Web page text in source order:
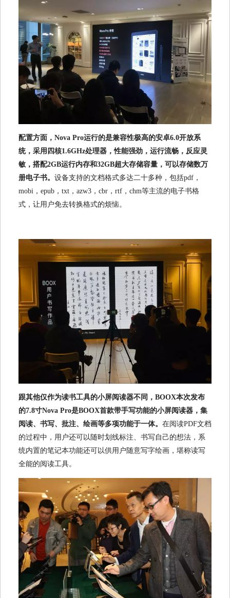
配置方面，Nova Pro运行的是兼容性极高的安卓6.0开放系
统，采用四核1.6GHz处理器，性能强劲，运行流畅，反应灵
敏，搭配2GB运行内存和32GB超大存储容量，可以存储数万
册电子书。 设备支持的文档格式多达二十多种，包括pdf，
mobi，epub，txt，azw3，cbr，rtf，chm等主流的电子书格
式，让用户免去转换格式的烦恼。
跟其他仅作为读书工具的小屏阅读器不同，BOOX本次发布
的7.8寸Nova Pro是BOOX首款带手写功能的小屏阅读器，集
阅读、书写、批注、绘画等多项功能于一体。 在阅读PDF文档
的过程中，用户还可以随时划线标注、书写自己的想法，系
统内置的笔记本功能还可以供用户随意写字绘画，堪称读写
全能的阅读工具。